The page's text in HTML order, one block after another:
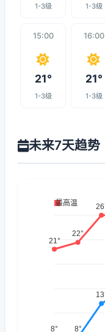
1-3级 1-3级
15:00
21°
1-3级
16:00
21°
1-3级
未来7天趋势